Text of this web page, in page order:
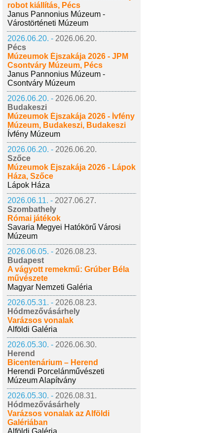
robot kiállítás, Pécs
Janus Pannonius Múzeum -
Várostörténeti Múzeum
2026.06.20. - 2026.06.20.
Pécs
Múzeumok Éjszakája 2026 - JPM
Csontváry Múzeum, Pécs
Janus Pannonius Múzeum -
Csontváry Múzeum
2026.06.20. - 2026.06.20.
Budakeszi
Múzeumok Éjszakája 2026 - Ívfény
Múzeum, Budakeszi, Budakeszi
Ívfény Múzeum
2026.06.20. - 2026.06.20.
Szőce
Múzeumok Éjszakája 2026 - Lápok
Háza, Szőce
Lápok Háza
2026.06.11. - 2027.06.27.
Szombathely
Római játékok
Savaria Megyei Hatókörű Városi
Múzeum
2026.06.05. - 2026.08.23.
Budapest
A vágyott remekmű: Grúber Béla
művészete
Magyar Nemzeti Galéria
2026.05.31. - 2026.08.23.
Hódmezővásárhely
Varázsos vonalak
Alföldi Galéria
2026.05.30. - 2026.06.30.
Herend
Bicentenárium – Herend
Herendi Porcelánművészeti
Múzeum Alapítvány
2026.05.30. - 2026.08.31.
Hódmezővásárhely
Varázsos vonalak az Alföldi
Galériában
Alföldi Galéria